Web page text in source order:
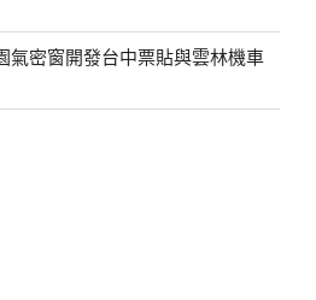
氣密窗開發台中票貼與雲林機車